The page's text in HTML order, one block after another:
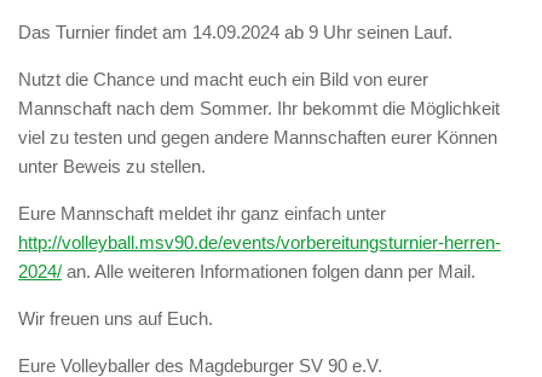
Das Turnier findet am 14.09.2024 ab 9 Uhr seinen Lauf.
Nutzt die Chance und macht euch ein Bild von eurer
Mannschaft nach dem Sommer. Ihr bekommt die Möglichkeit
viel zu testen und gegen andere Mannschaften eurer Können
unter Beweis zu stellen.
Eure Mannschaft meldet ihr ganz einfach unter
http://volleyball.msv90.de/events/vorbereitungsturnier-herren-
2024/ an. Alle weiteren Informationen folgen dann per Mail.
Wir freuen uns auf Euch.
Eure Volleyballer des Magdeburger SV 90 e.V.